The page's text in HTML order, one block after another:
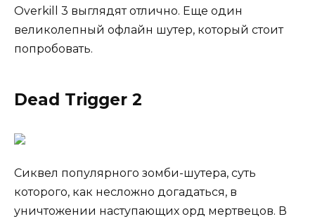
Overkill 3 выглядят отлично. Еще один
великолепный офлайн шутер, который стоит
попробовать.
Dead Trigger 2
Сиквел популярного зомби-шутера, суть
которого, как несложно догадаться, в
уничтожении наступающих орд мертвецов. В